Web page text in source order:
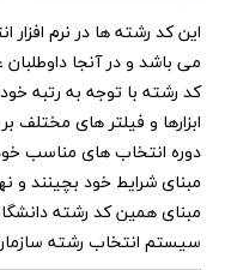
می باشد و در آنجا داوطلبان
کد رشته با توجه به رتبه
ابزارها و فیلتر های مختلف
دوره انتخاب های مناسب خود
مبنای شرایط خود بچینند و
مبنای همین کد رشته
سیستم انتخاب رشته